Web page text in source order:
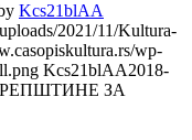
Kcs21blAA
2021/11/Kultura-
wp-
Kcs21blAA2018-
ЗА